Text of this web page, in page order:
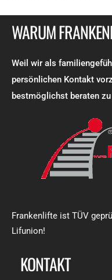
WARUM
Weil wir als
persönlichen Kontakt
bestmöglichst beraten
Frankenlifte ist TÜV
Lifunion!
KONTAKT